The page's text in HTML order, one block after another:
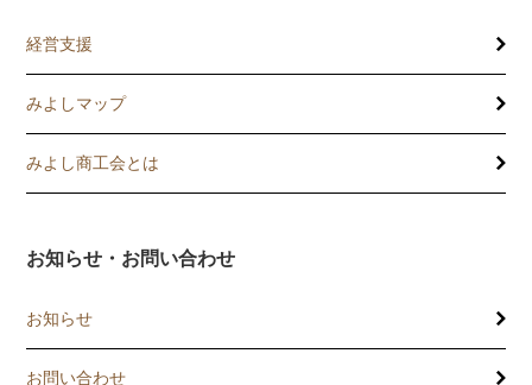
経営支援
講習会
記帳相談指導
みよしマップ
みよし商工会とは
お知らせ・お問い合わせ
お知らせ
お問い合わせ